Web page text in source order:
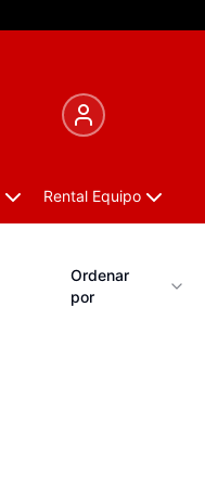
Rental Equipo
Ordenar
por